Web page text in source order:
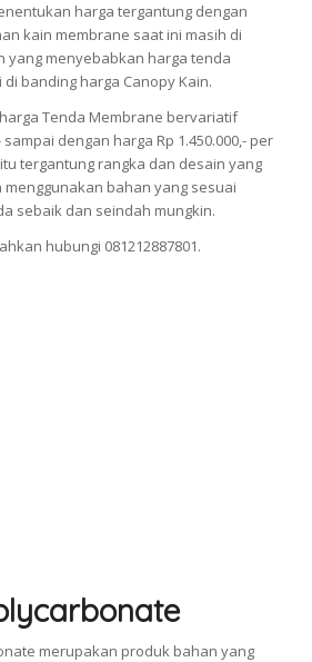
harga tergantung dengan
kain membrane saat ini masih di
yang menyebabkan harga tenda
banding harga Canopy Kain.
Tenda Membrane bervariatif
sampai dengan harga Rp 1.450.000,- per
tergantung rangka dan desain yang
menggunakan bahan yang sesuai
sebaik dan seindah mungkin.
hubungi 081212887801.
merupakan produk bahan yang